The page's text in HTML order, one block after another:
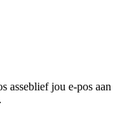
asseblief jou e-pos aan